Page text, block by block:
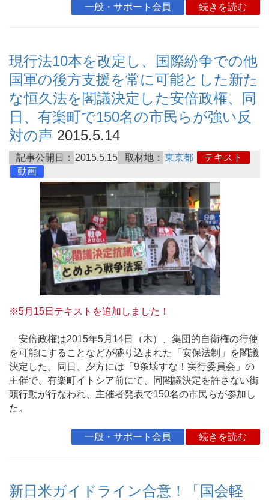
一般・サポート会員 続きを読む
現行法10本を改定し、国際紛争での他
国軍の後方支援を常に可能とした新た
な恒久法を閣議決定した安倍政権、同
日、有楽町で150名の市民らが強い反
対の声 2015.5.14
記事公開日： 2015.5.15 取材地： 東京都
テキスト
動画
※5月15日テキストを追加しました！
安倍政権は2015年5月14日（木）、集団的自衛権の行使
を可能にすることなどが盛り込まれた「安保法制」を閣議
決定した。同日、夕方には「9条壊すな！実行委員会」の
主催で、有楽町イトシア前にて、同閣議決定を許さない街
頭行動が行なわれ、主催者発表で150名の市民らが参加し
た。
一般・サポート会員 続きを読む
新日米ガイドライン合意！「国会軽